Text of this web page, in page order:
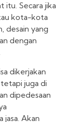
itu. Secara jika
kota-kota
desain yang
dengan
dikerjakan
juga di
dipedesaan
jasa. Akan